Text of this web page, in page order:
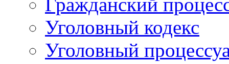
Уголовный кодекс
Уголовный